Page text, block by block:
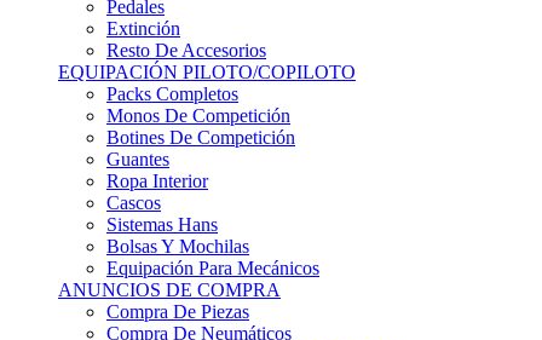
Resto De Accesorios
EQUIPACIÓN PILOTO/COPILOTO
Packs Completos
Monos De Competición
Botines De Competición
Guantes
Ropa Interior
Cascos
Sistemas Hans
Bolsas Y Mochilas
Equipación Para Mecánicos
ANUNCIOS DE COMPRA
Compra De Piezas
Compra De Neumáticos
Compra De Accesorios De Habitáculo